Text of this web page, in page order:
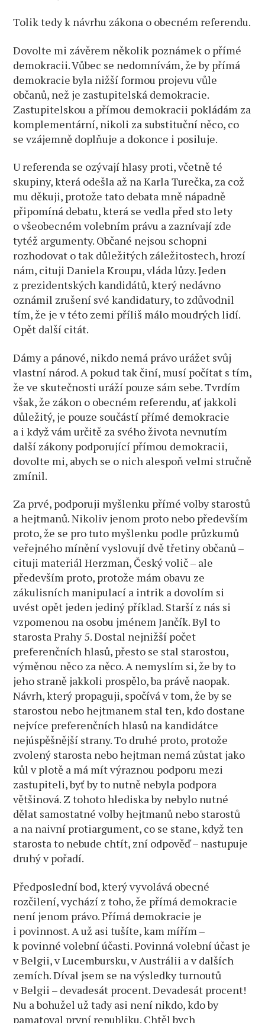
Tolik tedy k návrhu zákona o obecném referendu.
Dovolte mi závěrem několik poznámek o přímé
demokracii. Vůbec se nedomnívám, že by přímá
demokracie byla nižší formou projevu vůle
občanů, než je zastupitelská demokracie.
Zastupitelskou a přímou demokracii pokládám za
komplementární, nikoli za substituční něco, co
se vzájemně doplňuje a dokonce i posiluje.
U referenda se ozývají hlasy proti, včetně té
skupiny, která odešla až na Karla Turečka, za což
mu děkuji, protože tato debata mně nápadně
připomíná debatu, která se vedla před sto lety
o všeobecném volebním právu a zaznívají zde
tytéž argumenty. Občané nejsou schopni
rozhodovat o tak důležitých záležitostech, hrozí
nám, cituji Daniela Kroupu, vláda lůzy. Jeden
z prezidentských kandidátů, který nedávno
oznámil zrušení své kandidatury, to zdůvodnil
tím, že je v této zemi příliš málo moudrých lidí.
Opět další citát.
Dámy a pánové, nikdo nemá právo urážet svůj
vlastní národ. A pokud tak činí, musí počítat s tím,
že ve skutečnosti uráží pouze sám sebe. Tvrdím
však, že zákon o obecném referendu, ať jakkoli
důležitý, je pouze součástí přímé demokracie
a i když vám určitě za svého života nevnutím
další zákony podporující přímou demokracii,
dovolte mi, abych se o nich alespoň velmi stručně
zmínil.
Za prvé, podporuji myšlenku přímé volby starostů
a hejtmanů. Nikoliv jenom proto nebo především
proto, že se pro tuto myšlenku podle průzkumů
veřejného mínění vyslovují dvě třetiny občanů –
cituji materiál Herzman, Český volič – ale
především proto, protože mám obavu ze
zákulisních manipulací a intrik a dovolím si
uvést opět jeden jediný příklad. Starší z nás si
vzpomenou na osobu jménem Jančík. Byl to
starosta Prahy 5. Dostal nejnižší počet
preferenčních hlasů, přesto se stal starostou,
výměnou něco za něco. A nemyslím si, že by to
jeho straně jakkoli prospělo, ba právě naopak.
Návrh, který propaguji, spočívá v tom, že by se
starostou nebo hejtmanem stal ten, kdo dostane
nejvíce preferenčních hlasů na kandidátce
nejúspěšnější strany. To druhé proto, protože
zvolený starosta nebo hejtman nemá zůstat jako
kůl v plotě a má mít výraznou podporu mezi
zastupiteli, byť by to nutně nebyla podpora
většinová. Z tohoto hlediska by nebylo nutné
dělat samostatné volby hejtmanů nebo starostů
a na naivní protiargument, co se stane, když ten
starosta to nebude chtít, zní odpověď – nastupuje
druhý v pořadí.
Předposlední bod, který vyvolává obecné
rozčilení, vychází z toho, že přímá demokracie
není jenom právo. Přímá demokracie je
i povinnost. A už asi tušíte, kam mířím –
k povinné volební účasti. Povinná volební účast je
v Belgii, v Lucembursku, v Austrálii a v dalších
zemích. Díval jsem se na výsledky turnoutů
v Belgii – devadesát procent. Devadesát procent!
Nu a bohužel už tady asi není nikdo, kdo by
pamatoval první republiku. Chtěl bych